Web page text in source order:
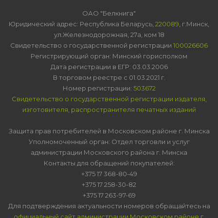
ОАО "Белкнига"
Юридический адрес: Республика Беларусь, 220089 , г.Минск,
ул.Железнодорожная, 27а, ком 18
Свидетельство о государственной регистрации 100026606
Регистрирующий орган: Минский горисполком
Дата регистрации в ЕГР: 03.03.2006
В торговом реестре с 01.03.2021 г.
Номер регистрации: 503672
Свидетельство о государственной регистрации издателя,
изготовителя, распространителя печатных изданий
Защита прав потребителей в Московском районе г. Минска
Уполномоченный орган: Отдел торговли и услуг
администрации Московского района г. Минска
Контакты для обращений покупателей:
+375 17 368-80-49
+375 17 258-30-82
+375 17 263-97-69
Для подтверждения актуальности номеров обращайтесь на